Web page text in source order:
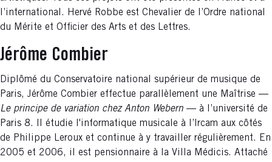
l’international. Hervé Robbe est Chevalier de l’Ordre national
du Mérite et Officier des Arts et des Lettres.
Jérôme Combier
Diplômé du Conservatoire national supérieur de musique de
Paris, Jérôme Combier effectue parallèlement une Maîtrise —
Le principe de variation chez Anton Webern — à l’université de
Paris 8. Il étudie l'informatique musicale à l’Ircam aux côtés
de Philippe Leroux et continue à y travailler régulièrement. En
2005 et 2006, il est pensionnaire à la Villa Médicis. Attaché